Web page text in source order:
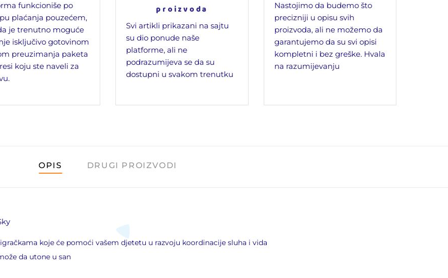
funkcioniše po
plaćanja pouzećem,
je trenutno moguće
isključivo gotovinom
preuzimanja paketa
koju ste naveli za
proizvoda
Svi artikli prikazani na sajtu
su dio ponude naše
platforme, ali ne
podrazumijeva se da su
dostupni u svakom trenutku
Nastojimo da budemo što
precizniji u opisu svih
proizvoda, ali ne možemo da
garantujemo da su svi opisi
kompletni i bez greške. Hvala
na razumijevanju
OPIS DRUGI PROIZVODI
koje će pomoći vašem djetetu u razvoju koordinacije sluha i vida
da utone u san